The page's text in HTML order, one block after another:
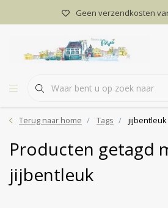
Geen verzendkosten
Terug naar home Tags jijbentleuk
Producten getagd
jijbentleuk